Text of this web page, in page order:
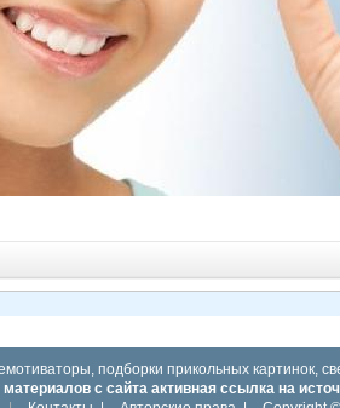
подборки прикольных картинок,
с сайта активная ссылка на